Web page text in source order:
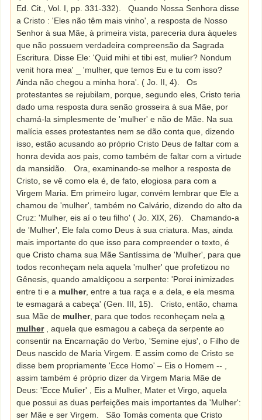
Ed. Cit., Vol. I, pp. 331-332).
Quando Nossa Senhora disse
a Cristo : 'Eles não têm mais vinho', a resposta de Nosso
Senhor à sua Mãe, à primeira vista, pareceria dura àqueles
que não possuem verdadeira compreensão da Sagrada
Escritura. Disse Ele: 'Quid mihi et tibi est, mulier? Nondum
venit hora mea' _ 'mulher, que temos Eu e tu com isso?
Ainda não chegou a minha hora'. ( Jo. II, 4).
Os
protestantes se rejubilam, porque, segundo eles, Cristo teria
dado uma resposta dura senão grosseira à sua Mãe, por
chamá-la simplesmente de 'mulher' e não de Mãe. Na sua
malícia esses protestantes nem se dão conta que, dizendo
isso, estão acusando ao próprio Cristo Deus de faltar com a
honra devida aos pais, como também de faltar com a virtude
da mansidão.
Ora, examinando-se melhor a resposta de
Cristo, se vê como ela é, de fato, elogiosa para com a
Virgem Maria. Em primeiro lugar, convém lembrar que Ele a
chamou de 'mulher', também no Calvário, dizendo do alto da
Cruz: 'Mulher, eis aí o teu filho' ( Jo. XIX, 26).
Chamando-a
de 'Mulher', Ele fala como Deus à sua criatura. Mas, ainda
mais importante do que isso para compreender o texto, é
que Cristo chama sua Mãe Santíssima de 'Mulher', para que
todos reconheçam nela aquela 'mulher' que profetizou no
Gênesis, quando amaldiçoou a serpente: 'Porei inimizades
entre ti e a mulher, entre a tua raça e a dela, e ela mesma
te esmagará a cabeça' (Gen. III, 15).
Cristo, então, chama
sua Mãe de mulher, para que todos reconheçam nelaa
mulher, aquela que esmagou a cabeça da serpente ao
consentir na Encarnação do Verbo, 'Semine ejus', o Filho de
Deus nascido de Maria Virgem. E assim como de Cristo se
disse bem propriamente 'Ecce Homo' – Eis o Homem -- ,
assim também é próprio dizer da Virgem Maria Mãe de
Deus: 'Ecce Mulier' , Eis a Mulher, Mater et Virgo, aquela
que possui as duas perfeições mais importantes da 'Mulher':
ser Mãe e ser Virgem.
São Tomás comenta que Cristo